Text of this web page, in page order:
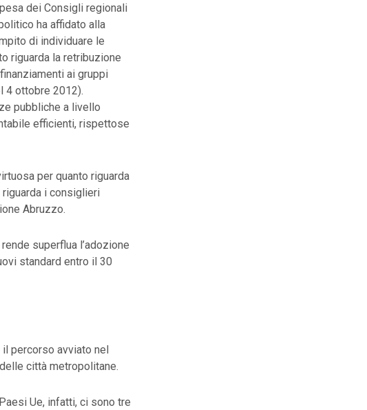
dei Consigli regionali
ha affidato alla
di individuare le
riguarda la retribuzione
ai gruppi
4 ottobre 2012).
pubbliche a livello
efficienti, rispettose
per quanto riguarda
riguarda i consiglieri
Abruzzo.
superflua l’adozione
standard entro il 30
percorso avviato nel
città metropolitane.
Ue, infatti, ci sono tre